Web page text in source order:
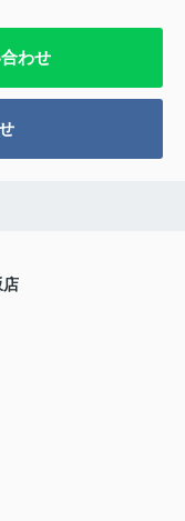
わせ
店